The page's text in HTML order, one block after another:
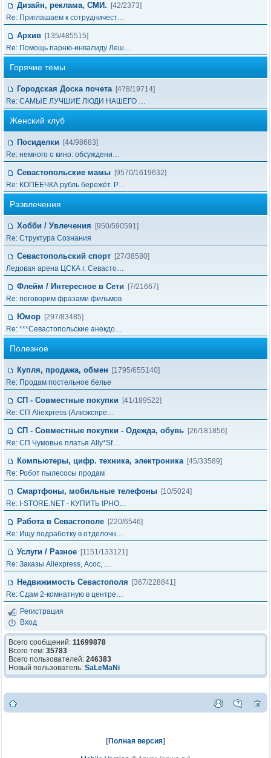
Дизайн, реклама, СМИ.
[42/2373]
Re: Приглашаем к сотрудничест…
Архив [135/485515]
Re: Помощь парню-инвалиду Леш…
Горячие темы
Городская Доска почета [478/19714]
Re: САМЫЕ ЛУЧШИЕ ЛЮДИ НАШЕГО …
Женский клуб
Посиделки
[44/98683]
Re: немного о кино: обсуждени…
Севастопольские мамы [9570/1619632]
Re: КОПЕЕЧКА рубль бережёт. Р…
Развлечения
Хобби / Увлечения
[950/590591]
Re: Структура Сознания
Севастопольский спорт [27/38580]
Ледовая арена ЦСКА г. Севасто…
Флейм / Интересное в Cети
[7/21667]
Re: поговорим фразами фильмов
Юмор [297/83485]
Re: ***Севастопольские анекдо…
Полезное
Купля, продажа, обмен
[1795/655140]
Re: Продам постельное белье
СП - Совместные покупки
[41/189522]
Re: СП Aliexpress (Алиэкспре…
СП - Совместные покупки - Одежда, обувь [26/181856]
Re: СП Чумовые платья Ally*Sf…
Компьютеры, цифр. техника, электроника [45/33589]
Re: Робот пылесосы продам
Смартфоны, мобильные телефоны [10/5024]
Re: I-STORE.NET - КУПИТЬ IPHO…
Работа в Севастополе [220/6546]
Re: Ищу подработку в отделочн…
Услуги / Разное [1151/133121]
Re: Заказы Aliexpress, Асос, …
Недвижимость Севастополя
[367/228841]
Re: Сдам 2-комнатную в центре…
Регистрация
Вход
Всего сообщений: 11699878
Всего тем: 35783
Всего пользователей: 246383
Новый пользователь: SaLeMaNi
[Полная версия]